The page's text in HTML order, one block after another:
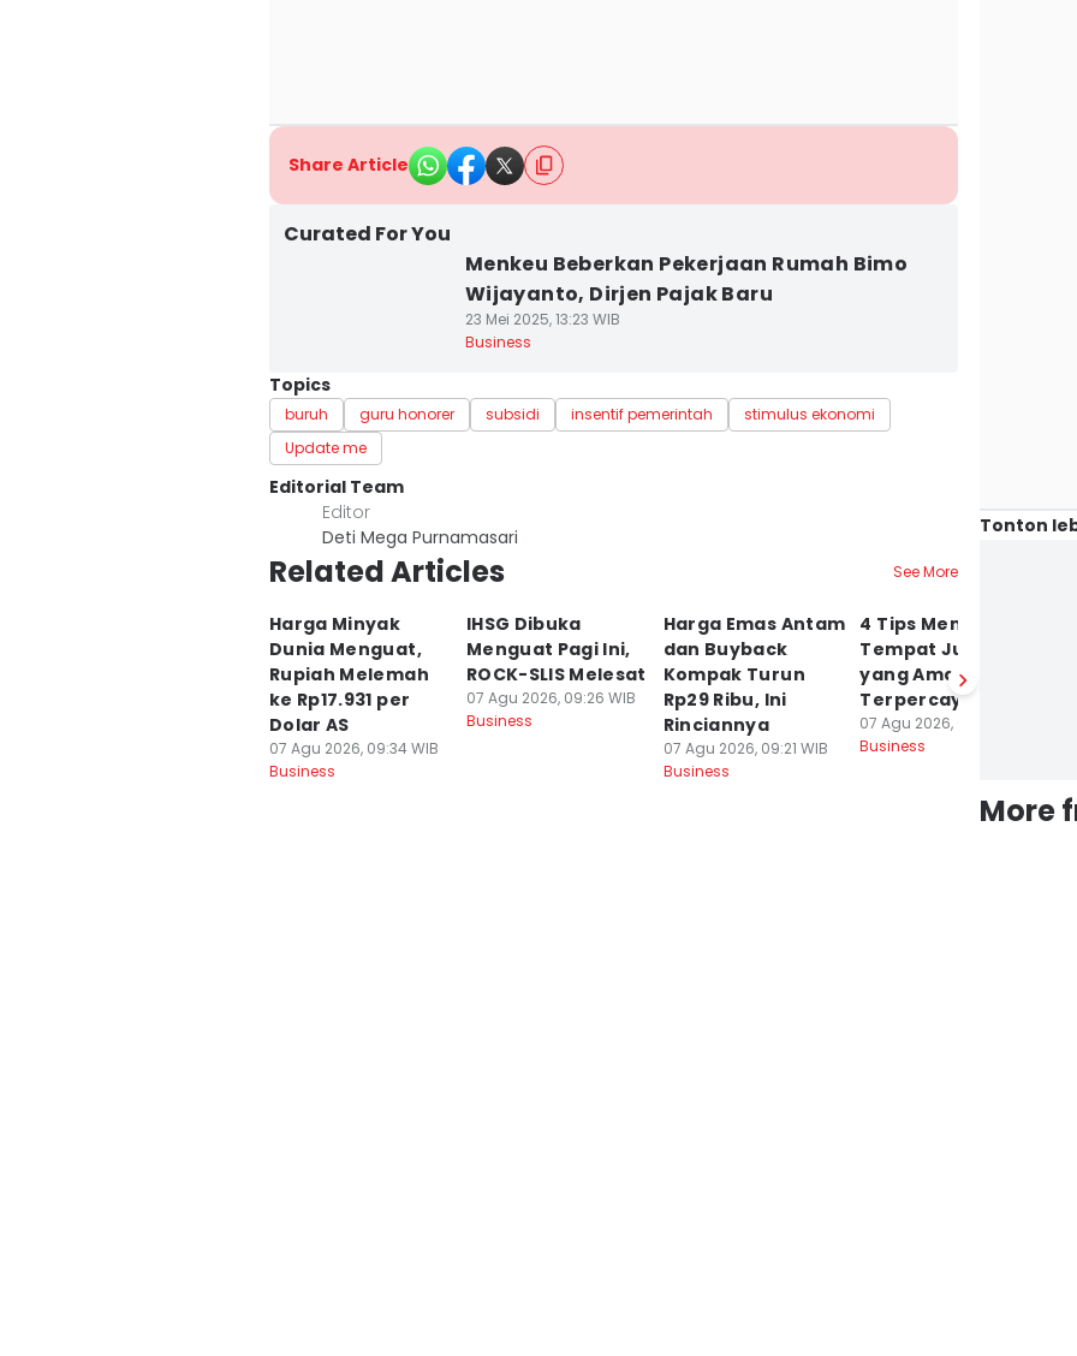
Share Article
Curated For You
Menkeu Beberkan Pekerjaan Rumah Bimo
Wijayanto, Dirjen Pajak Baru
23 Mei 2025, 13:23 WIB
Business
Topics
buruh guru honorer subsidi insentif pemerintah
stimulus ekonomi
Update me
Editorial Team
Editor
Deti Mega Purnamasari
Related Articles See More
Harga Minyak
Dunia Menguat,
Rupiah Melemah
ke Rp17.931 per
Dolar AS
07 Agu 2026, 09:34 WIB
Business
IHSG Dibuka
Menguat Pagi Ini,
ROCK-SLIS Melesat
07 Agu 2026, 09:26 WIB
Business
Harga Emas Antam
dan Buyback
Kompak Turun
Rp29 Ribu, Ini
Rinciannya
07 Agu 2026, 09:21 WIB
Business
4 Tips Memilih
Tempat Jual Emas
yang Aman dan
Terpercaya
07 Agu 2026, 08:02 WIB
Business
Tonton
More